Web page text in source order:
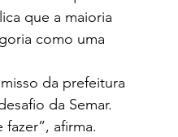
que a maioria
como uma
da prefeitura
da Semar.
afirma.